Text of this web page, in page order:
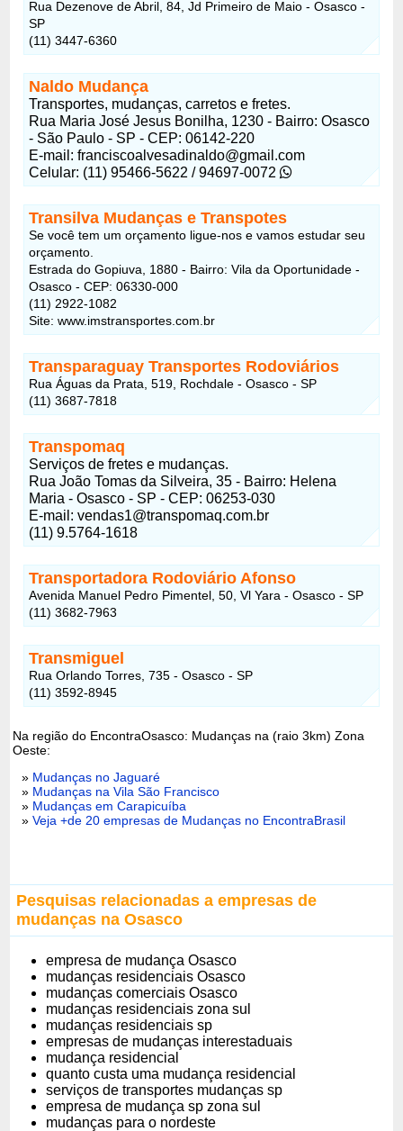
Rua Dezenove de Abril, 84, Jd Primeiro de Maio - Osasco -
SP
(11) 3447-6360
Naldo Mudança
Transportes, mudanças, carretos e fretes.
Rua Maria José Jesus Bonilha, 1230 - Bairro: Osasco
- São Paulo - SP - CEP: 06142-220
E-mail: franciscoalvesadinaldo@gmail.com
Celular: (11) 95466-5622 / 94697-0072
Transilva Mudanças e Transpotes
Se você tem um orçamento ligue-nos e vamos estudar seu
orçamento.
Estrada do Gopiuva, 1880 - Bairro: Vila da Oportunidade -
Osasco - CEP: 06330-000
(11) 2922-1082
Site: www.imstransportes.com.br
Transparaguay Transportes Rodoviários
Rua Águas da Prata, 519, Rochdale - Osasco - SP
(11) 3687-7818
Transpomaq
Serviços de fretes e mudanças.
Rua João Tomas da Silveira, 35 - Bairro: Helena
Maria - Osasco - SP - CEP: 06253-030
E-mail: vendas1@transpomaq.com.br
(11) 9.5764-1618
Transportadora Rodoviário Afonso
Avenida Manuel Pedro Pimentel, 50, Vl Yara - Osasco - SP
(11) 3682-7963
Transmiguel
Rua Orlando Torres, 735 - Osasco - SP
(11) 3592-8945
Na região do EncontraOsasco: Mudanças na (raio 3km) Zona
Oeste:
» Mudanças no Jaguaré
» Mudanças na Vila São Francisco
» Mudanças em Carapicuíba
»Veja +de 20 empresas de Mudanças no EncontraBrasil
Pesquisas relacionadas a empresas de
mudanças na Osasco
empresa de mudança Osasco
mudanças residenciais Osasco
mudanças comerciais Osasco
mudanças residenciais zona sul
mudanças residenciais sp
empresas de mudanças interestaduais
mudança residencial
quanto custa uma mudança residencial
serviços de transportes mudanças sp
empresa de mudança sp zona sul
mudanças para o nordeste